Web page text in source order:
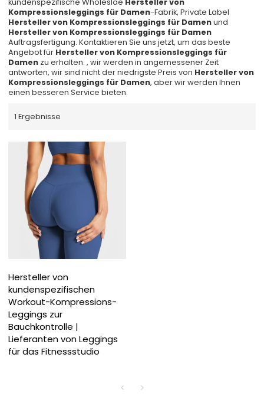
Kompressionsleggings für Damen-Fabrik, Private Label
Hersteller von Kompressionsleggings für Damenund
Hersteller von Kompressionsleggings für Damen
Auftragsfertigung. Kontaktieren Sie uns jetzt, um das beste
Angebot für Hersteller von Kompressionsleggings für
Damen zu erhalten. , wir werden in angemessener Zeit
antworten, wir sind nicht der niedrigste Preis von Hersteller von
Kompressionsleggings für Damen, aber wir werden Ihnen
einen besseren Service bieten.
1 Ergebnisse
Hersteller von
kundenspezifischen
Workout-Kompressions-
Leggings zur
Bauchkontrolle |
Lieferanten von Leggings
für das Fitnessstudio